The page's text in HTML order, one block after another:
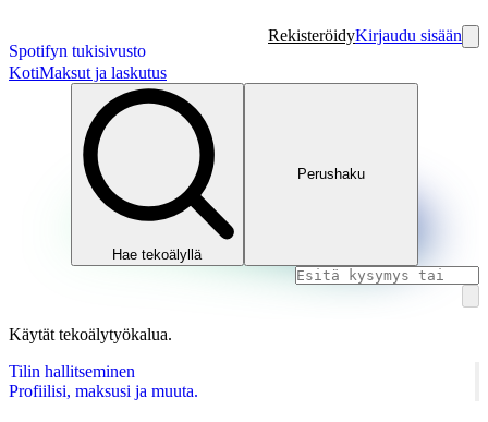
Spotifyn tukisivusto
RekisteröidyKirjaudu sisään
KotiMaksut ja laskutus
Hae tekoälyllä
Perushaku
Käytät tekoälytyökalua.
Tilin hallitseminen
Profiilisi, maksusi ja muuta.